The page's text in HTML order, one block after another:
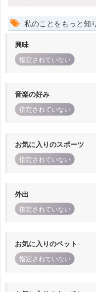
私のことをもっと知
興味
指定されていない
音楽の好み
指定されていない
お気に入りのスポーツ
指定されていない
外出
指定されていない
お気に入りのペット
指定されていない